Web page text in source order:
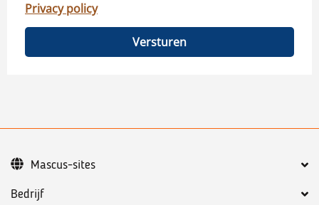
Privacy policy
Versturen
Bedrijf
Mascus-sites